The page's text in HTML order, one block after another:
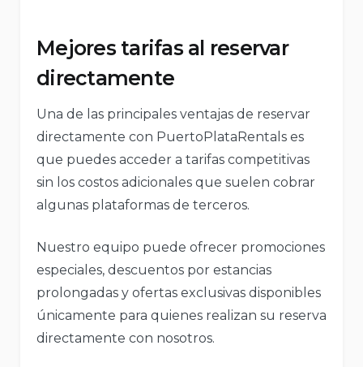
Mejores tarifas al reservar
directamente
Una de las principales ventajas de reservar
directamente con PuertoPlataRentals es
que puedes acceder a tarifas competitivas
sin los costos adicionales que suelen cobrar
algunas plataformas de terceros.
Nuestro equipo puede ofrecer promociones
especiales, descuentos por estancias
prolongadas y ofertas exclusivas disponibles
únicamente para quienes realizan su reserva
directamente con nosotros.